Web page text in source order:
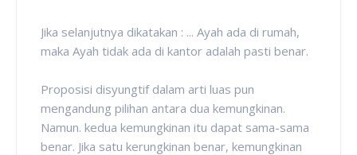
Jika selanjutnya dikatakan : ... Ayah ada di rumah,
maka Ayah tidak ada di kantor adalah pasti benar.
Proposisi disyungtif dalam arti luas pun
mengandung pilihan antara dua kemungkinan.
Namun. kedua kemungkinan itu dapat sama-sama
benar. Jika satu kerungkinan benar, kemungkinan